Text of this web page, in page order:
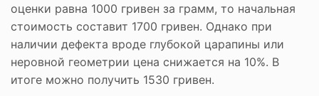
оценки равна 1000 гривен за грамм, то начальная
стоимость составит 1700 гривен. Однако при
наличии дефекта вроде глубокой царапины или
неровной геометрии цена снижается на 10%. В
итоге можно получить 1530 гривен.